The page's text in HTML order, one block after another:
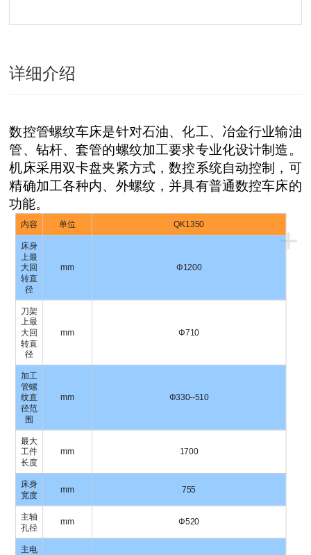
详细介绍
数控管螺纹车床是针对石油、化工、冶金行业输油
管、钻杆、套管的螺纹加工要求专业化设计制造。
机床采用双卡盘夹紧方式，数控系统自动控制，可
精确加工各种内、外螺纹，并具有普通数控车床的
功能。
+
内容 单位 QK1350
床身
上最
大回
转直
径
mm Φ1200
刀架
上最
大回
转直
径
mm Φ710
加工
管螺
纹直
径范
围
mm Φ330--510
最大
工件
长度
mm 1700
床身
宽度
mm 755
主轴
孔径
mm Φ520
主电